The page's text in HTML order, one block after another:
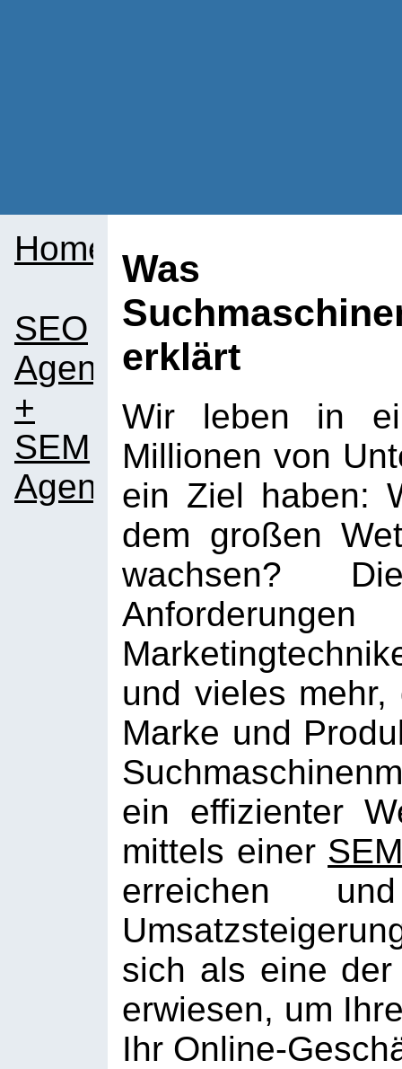
Was
erklärt
Wir leben in
Millionen von
ein Ziel haben:
dem großen
wachsen?
und vieles
Marke und
ein effizienter
mittels einer
erreichen
sich als eine der
erwiesen, um
Ihr Online-
Home
SEO
Agentur
+
SEM
Agentur